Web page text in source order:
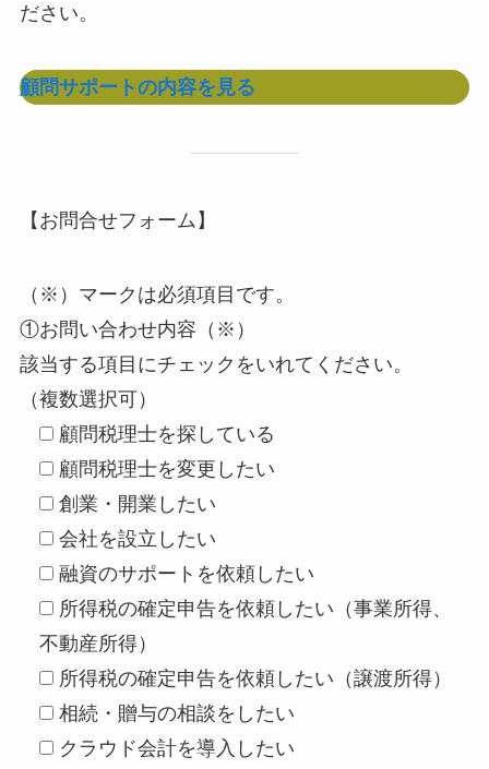
ださい。
顧問サポートの内容を見る
【お問合せフォーム】
（※）マークは必須項目です。
①お問い合わせ内容（※）
該当する項目にチェックをいれてください。
（複数選択可）
顧問税理士を探している
顧問税理士を変更したい
創業・開業したい
会社を設立したい
融資のサポートを依頼したい
所得税の確定申告を依頼したい（事業所得、
不動産所得）
所得税の確定申告を依頼したい（譲渡所得）
相続・贈与の相談をしたい
クラウド会計を導入したい